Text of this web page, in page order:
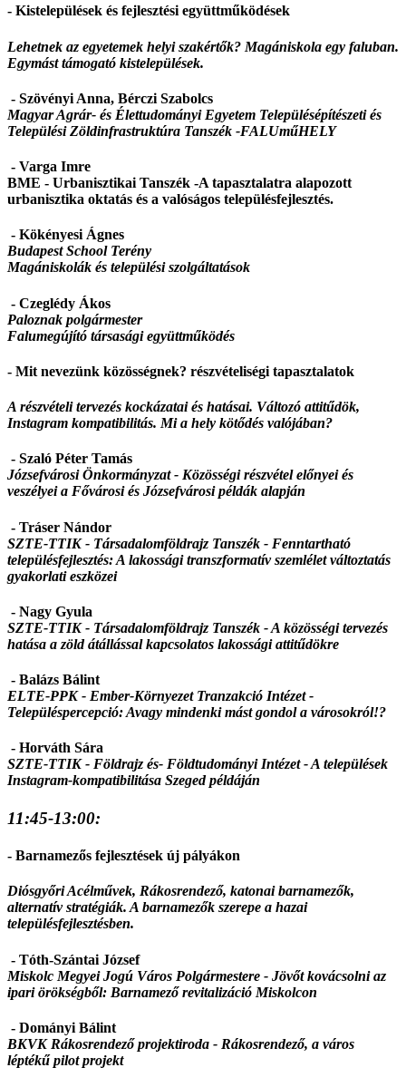
- Kistelepülések és fejlesztési együttműködések
Lehetnek az egyetemek helyi szakértők? Magániskola egy faluban.
Egymást támogató kistelepülések.
- Szövényi Anna, Bérczi Szabolcs
Magyar Agrár- és Élettudományi Egyetem Településépítészeti és
Települési Zöldinfrastruktúra Tanszék -FALUműHELY
- Varga Imre
BME - Urbanisztikai Tanszék -A tapasztalatra alapozott
urbanisztika oktatás és a valóságos településfejlesztés.
- Kökényesi Ágnes
Budapest School Terény
Magániskolák és települési szolgáltatások
- Czeglédy Ákos
Paloznak polgármester
Falumegújító társasági együttműködés
- Mit nevezünk közösségnek? részvételiségi tapasztalatok
A részvételi tervezés kockázatai és hatásai. Változó attitűdök,
Instagram kompatibilitás. Mi a hely kötődés valójában?
- Szaló Péter Tamás
Józsefvárosi Önkormányzat - Közösségi részvétel előnyei és
veszélyei a Fővárosi és Józsefvárosi példák alapján
- Tráser Nándor
SZTE-TTIK - Társadalomföldrajz Tanszék - Fenntartható
településfejlesztés: A lakossági transzformatív szemlélet változtatás
gyakorlati eszközei
- Nagy Gyula
SZTE-TTIK - Társadalomföldrajz Tanszék -A közösségi tervezés
hatása a zöld átállással kapcsolatos lakossági attitűdökre
- Balázs Bálint
ELTE-PPK - Ember-Környezet Tranzakció Intézet -
Településpercepció: Avagy mindenki mást gondol a városokról!?
- Horváth Sára
SZTE-TTIK - Földrajz és- Földtudományi Intézet - A települések
Instagram-kompatibilitása Szeged példáján
11:45-13:00:
- Barnamezős fejlesztések új pályákon
Diósgyőri Acélművek, Rákosrendező, katonai barnamezők,
alternatív stratégiák. A barnamezők szerepe a hazai
településfejlesztésben.
- Tóth-Szántai József
Miskolc Megyei Jogú Város Polgármestere - Jövőt kovácsolni az
ipari örökségből: Barnamező revitalizáció Miskolcon
- Dományi Bálint
BKVK Rákosrendező projektiroda - Rákosrendező, a város
léptékű pilot projekt